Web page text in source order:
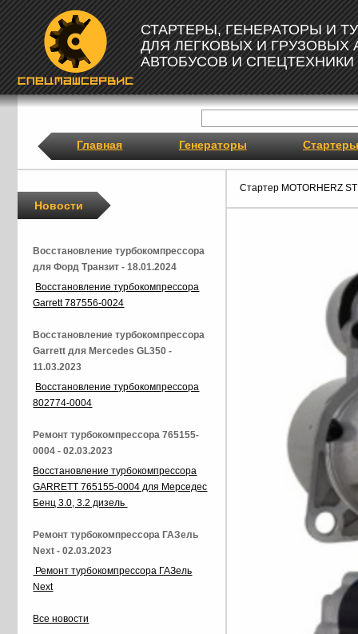
СТАРТЕРЫ, ГЕНЕРАТОРЫ И
ДЛЯ ЛЕГКОВЫХ И ГРУЗОВЫХ
АВТОБУСОВ И СПЕЦТЕХНИКИ
Главная Генераторы Стартеры
Стартер MOTORHERZ
Новости
Восстановление турбокомпрессора
для Форд Транзит - 18.01.2024
Восстановление турбокомпрессора
Garrett 787556-0024
Восстановление турбокомпрессора
Garrett для Mercedes GL350 -
11.03.2023
Восстановление турбокомпрессора
802774-0004
Ремонт турбокомпрессора 765155-
0004 - 02.03.2023
Восстановление турбокомпрессора
GARRETT 765155-0004 для Мерседес
Бенц 3.0, 3.2 дизель
Ремонт турбокомпрессора ГАЗель
Next - 02.03.2023
Ремонт турбокомпрессора ГАЗель
Next
Все новости